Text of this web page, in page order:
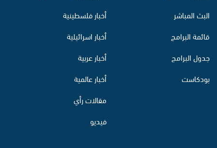
البث المباشر
قائمة البرامج
جدول البرامج
بودكاست
أخبار فلسطينية
أخبار اسرائيلية
أخبار عربية
أخبار عالمية
مقالات رأي
فيديو